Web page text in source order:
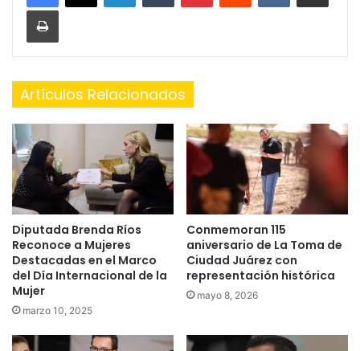
Print
Artículos Relacionados
Diputada Brenda Ríos
Reconoce a Mujeres
Destacadas en el Marco
del Día Internacional de la
Mujer
marzo 10, 2025
Conmemoran 115
aniversario de La Toma de
Ciudad Juárez con
representación histórica
mayo 8, 2026